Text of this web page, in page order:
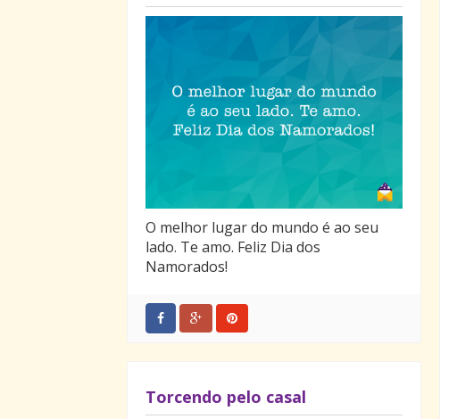
O melhor lugar do mundo é ao seu
lado. Te amo. Feliz Dia dos
Namorados!
Torcendo pelo casal